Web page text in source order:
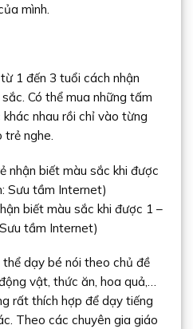
mình.
1 đến 3 tuổi cách nhận
Có thể mua những tấm
nhau rồi chỉ vào từng
trẻ nghe.
biết màu sắc khi được 1 –
tầm Internet)
dạy bé nói theo chủ đề
vật, thức ăn, hoa quả,…
rất thích hợp để dạy tiếng
Theo các chuyên gia giáo